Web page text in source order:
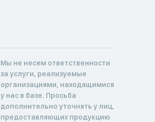
Мы не несем ответственности
за услуги, реализуемые
организациями, находящимися
у нас в базе. Просьба
дополнительно уточнять у лиц,
предоставляющих продукцию